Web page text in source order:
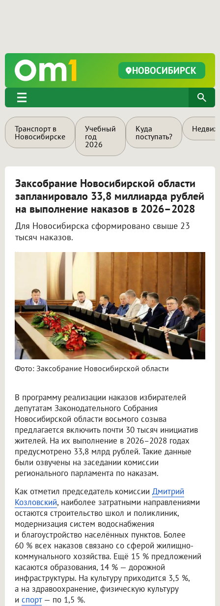
НОВОСИБИРСК
Транспорт в
Новосибирске
Учебный
год
2026
Куда
поступать?
Заксобрание Новосибирской области
запланировало 33,8 миллиарда рублей
на выполнение наказов в 2026–2028
Для Новосибирска сформировано свыше 23
тысяч наказов.
Фото: Заксобрание Новосибирской области
В программу реализации наказов избирателей
депутатам Законодательного Собрания
Новосибирской области восьмого созыва
предлагается включить почти 30 тысяч инициатив
жителей. На их выполнение в 2026–2028 годах
предусмотрено 33,8 млрд рублей. Такие данные
были озвучены на заседании комиссии
регионального парламента по наказам.
Как отметил председатель комиссии Дмитрий
Козловский, наиболее затратными направлениями
остаются строительство школ и поликлиник,
модернизация систем водоснабжения
и благоустройство населённых пунктов. Более
60 % всех наказов связано со сферой жилищно-
коммунального хозяйства. Ещё 15 % предложений
касаются образования, 14 % — дорожной
инфраструктуры. На культуру приходится 3,5 %,
а на здравоохранение, физическую культуру
и спорт— по 1,5 %.